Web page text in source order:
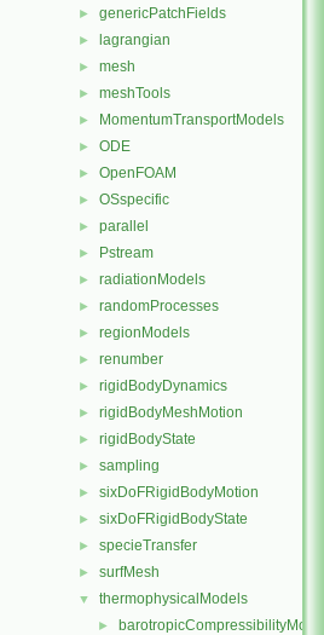
► genericPatchFields
► lagrangian
► mesh
► meshTools
► MomentumTransportModels
► ODE
► OpenFOAM
► OSspecific
► parallel
► Pstream
► radiationModels
► randomProcesses
► regionModels
► renumber
► rigidBodyDynamics
► rigidBodyMeshMotion
► rigidBodyState
► sampling
► sixDoFRigidBodyMotion
► sixDoFRigidBodyState
► specieTransfer
► surfMesh
▼ thermophysicalModels
► barotropicCompressibilityModel